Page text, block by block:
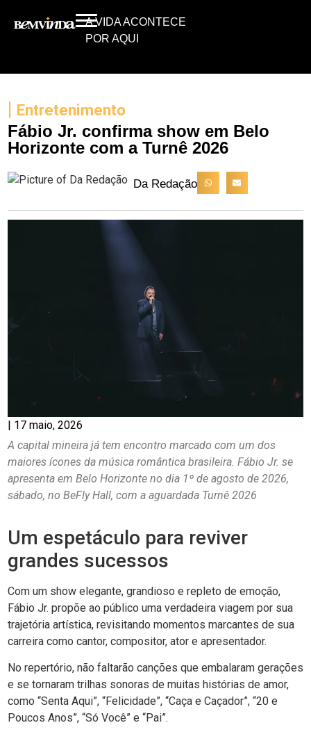
A VIDA ACONTECE
POR AQUI
| Entretenimento
Fábio Jr. confirma show em Belo
Horizonte com a Turnê 2026
Da Redação
| 17 maio, 2026
A capital mineira já tem encontro marcado com um dos
maiores ícones da música romântica brasileira. Fábio Jr. se
apresenta em Belo Horizonte no dia 1º de agosto de 2026,
sábado, no BeFly Hall, com a aguardada Turnê 2026
Um espetáculo para reviver
grandes sucessos
Com um show elegante, grandioso e repleto de emoção,
Fábio Jr. propõe ao público uma verdadeira viagem por sua
trajetória artística, revisitando momentos marcantes de sua
carreira como cantor, compositor, ator e apresentador.
No repertório, não faltarão canções que embalaram gerações
e se tornaram trilhas sonoras de muitas histórias de amor,
como “Senta Aqui”, “Felicidade”, “Caça e Caçador”, “20 e
Poucos Anos”, “Só Você” e “Pai”.